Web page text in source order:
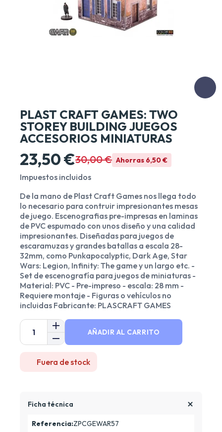
PLAST CRAFT GAMES: TWO
STOREY BUILDING JUEGOS
ACCESORIOS MINIATURAS
23,50 €30,00 € Ahorras 6,50 €
Impuestos incluidos
De la mano de Plast Craft Games nos llega todo
lo necesario para contruir impresionantes mesas
de juego. Escenografias pre-impresas en laminas
de PVC espumado con unos diseño y una calidad
impresionantes. Diseñadas para juegos de
escaramuzas y grandes batallas a escala 28-
32mm, como Punkapocalyptic, Dark Age, Star
Wars: Legion, Infinity: The game y un largo etc. -
Set de escenografía para juegos de miniaturas -
Material: PVC - Pre-impreso - escala: 28 mm -
Requiere montaje - Figuras o vehículos no
incluidas Fabricante: PLASCRAFT GAMES
AÑADIR AL CARRITO
Fuera de stock
Ficha técnica
Referencia:ZPCGEWAR57